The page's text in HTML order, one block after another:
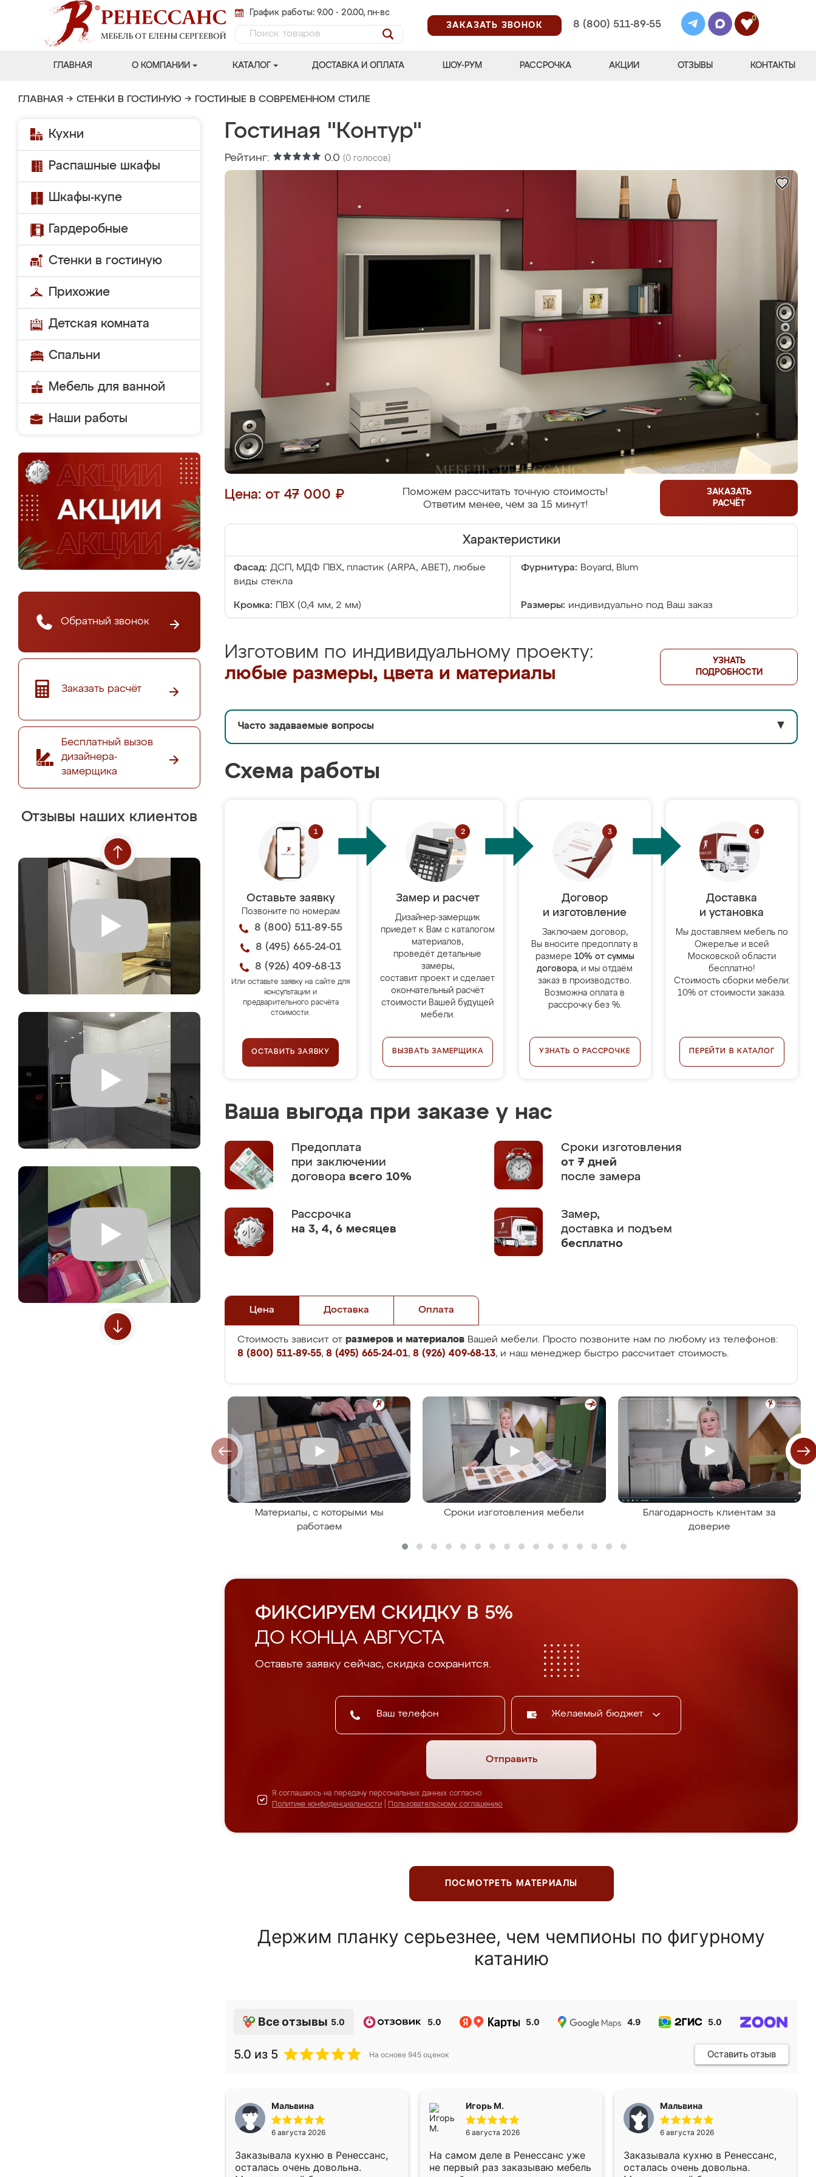
График работы: 9.00 - 20.00, пн-вс
ЗАКАЗАТЬ ЗВОНОК
8 (800) 511-89-55
0
ГЛАВНАЯ О КОМПАНИИ КАТАЛОГ ДОСТАВКА И ОПЛАТА ШОУ-РУМ РАССРОЧКА АКЦИИ ОТЗЫВЫ КОНТАКТЫ
ГЛАВНАЯ → СТЕНКИ В ГОСТИНУЮ → ГОСТИНЫЕ В СОВРЕМЕННОМ СТИЛЕ
Кухни
Распашные шкафы
Шкафы-купе
Гардеробные
Стенки в гостиную
Прихожие
Детская комната
Спальни
Мебель для ванной
Наши работы
Обратный звонок
Заказать расчёт
Бесплатный вызов
дизайнера-
замерщика
Отзывы наших клиентов
Гостиная "Контур"
Рейтинг: 0.0 (0 голосов)
Цена: от 47 000 ₽
Поможем рассчитать точную стоимость!
Ответим менее, чем за 15 минут!
ЗАКАЗАТЬ
РАСЧЁТ
Характеристики
Фасад: ДСП, МДФ ПВХ, пластик (ARPA, ABET), любые
виды стекла
Фурнитура: Boyard, Blum
Кромка: ПВХ (0,4 мм, 2 мм) Размеры: индивидуально под Ваш заказ
Изготовим по индивидуальному проекту:
любые размеры, цвета и материалы
УЗНАТЬ
ПОДРОБНОСТИ
Часто задаваемые вопросы ▼
Схема работы
Оставьте заявку
Позвоните по номерам
8 (800) 511-89-55
8 (495) 665-24-01
8 (926) 409-68-13
Или оставьте заявку на сайте для
консультации и
предварительного расчёта
стоимости.
ОСТАВИТЬ ЗАЯВКУ
Замер и расчет
Дизайнер-замерщик
приедет к Вам с каталогом
материалов,
проведёт детальные
замеры,
составит проект и сделает
окончательный расчёт
стоимости Вашей будущей
мебели.
ВЫЗВАТЬ ЗАМЕРЩИКА
Договор
и изготовление
Заключаем договор,
Вы вносите предоплату в
размере 10% от суммы
договора, и мы отдаём
заказ в производство.
Возможна оплата в
рассрочку без %.
УЗНАТЬ О РАССРОЧКЕ
Доставка
и установка
Мы доставляем мебель по
Ожерелье и всей
Московской области
бесплатно!
Стоимость сборки мебели:
10% от стоимости заказа.
ПЕРЕЙТИ В КАТАЛОГ
Ваша выгода при заказе у нас
Предоплата
при заключении
договора всего 10%
Сроки изготовления
от 7 дней
после замера
Рассрочка
на 3, 4, 6 месяцев
Замер,
доставка и подъем
бесплатно
Цена Доставка Оплата
Стоимость зависит от размеров и материалов Вашей мебели. Просто позвоните нам по любому из телефонов:
8 (800) 511-89-55, 8 (495) 665-24-01, 8 (926) 409-68-13, и наш менеджер быстро рассчитает стоимость.
Материалы, с которыми мы
работаем
Сроки изготовления мебели
Благодарность клиентам за
доверие
ФИКСИРУЕМ СКИДКУ В 5%
ДО КОНЦА АВГУСТА
Оставьте заявку сейчас, скидка сохранится.
Желаемый бюджет
Отправить
Я соглашаюсь на передачу персональных данных согласно
Политике конфиденциальности
Пользовательскому соглашению
ПОСМОТРЕТЬ МАТЕРИАЛЫ
Держим планку серьезнее, чем чемпионы по фигурному
катанию
Все отзывы 5.0 5.0 5.0 4.9 5.0
5.0 из 5 На основе 945 оценок Оставить отзыв
Мальвина
6 августа 2026
Заказывала кухню в Ренессанс,
осталась очень довольна.
Игорь М.
6 августа 2026
На самом деле в Ренессанс уже
не первый раз заказываю мебель
Мальвина
6 августа 2026
Заказывала кухню в Ренессанс,
осталась очень довольна.